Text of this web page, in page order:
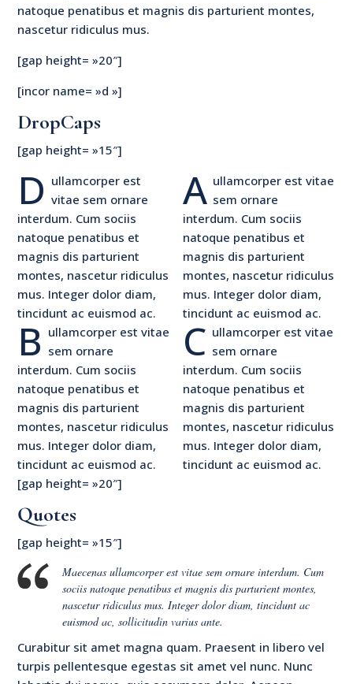
natoque penatibus et magnis dis parturient montes,
nascetur ridiculus mus.
[gap height= »20″]
[incor name= »d »]
DropCaps
[gap height= »15″]
D ullamcorper est
vitae sem ornare
interdum. Cum sociis
natoque penatibus et
magnis dis parturient
montes, nascetur ridiculus
mus. Integer dolor diam,
tincidunt ac euismod ac.
A ullamcorper est vitae
sem ornare
interdum. Cum sociis
natoque penatibus et
magnis dis parturient
montes, nascetur ridiculus
mus. Integer dolor diam,
tincidunt ac euismod ac.
B ullamcorper est vitae
sem ornare
interdum. Cum sociis
natoque penatibus et
magnis dis parturient
montes, nascetur ridiculus
mus. Integer dolor diam,
tincidunt ac euismod ac.
C ullamcorper est vitae
sem ornare
interdum. Cum sociis
natoque penatibus et
magnis dis parturient
montes, nascetur ridiculus
mus. Integer dolor diam,
tincidunt ac euismod ac.
[gap height= »20″]
Quotes
[gap height= »15″]
Maecenas ullamcorper est vitae sem ornare interdum. Cum
sociis natoque penatibus et magnis dis parturient montes,
nascetur ridiculus mus. Integer dolor diam, tincidunt ac
euismod ac, sollicitudin varius ante.
Curabitur sit amet magna quam. Praesent in libero vel
turpis pellentesque egestas sit amet vel nunc. Nunc